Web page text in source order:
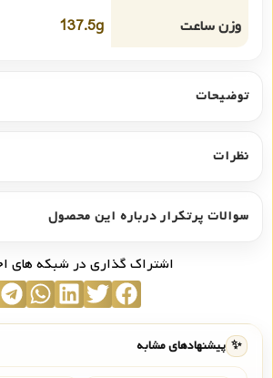
وزن ساعت
137.5g
توضیحات
نظرات
سوالات پرتکرار درباره این محصول
اشتراک گذاری در شبکه های
✨ پیشنهادهای مشابه